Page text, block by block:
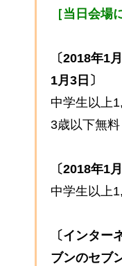
［当日会場
〔2018年1
1月3日〕
中学生以上
3歳以下無料
〔2018年1
中学生以上
〔インター
ブンのセブ